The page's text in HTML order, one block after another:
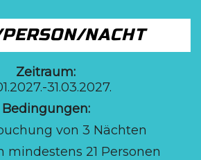
NACHT
Zeitraum:
31.03.2027.
Bedingungen:
von 3 Nächten
mindestens 21 Personen